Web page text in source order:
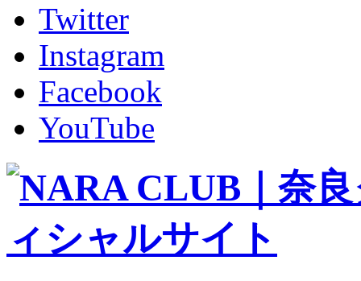
グッズ
ファンコミュニティ
ホームタウン
コラム
その他
TEAM
2026/27トップチーム
2026/27トップチームスタッフ
バモス
チアダンススクール
ボランティアチーム「volundeer」
ビクトリーロード
HOMEGAME
観戦ルール＆マナー
Twitter
Instagram
Facebook
YouTube